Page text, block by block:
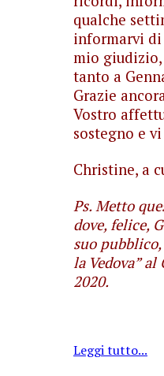
qualche
informarvi
mio giudizio,
tanto a
Grazie
Vostro
sostegno e
Christine, a
Ps. Metto
dove, felice,
suo
la Vedova”
2020.
Leggi tutto...